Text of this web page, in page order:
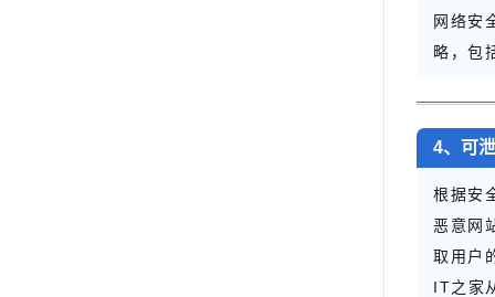
网络安
略，包
4、可
根据安
恶意网
取用户
IT之家